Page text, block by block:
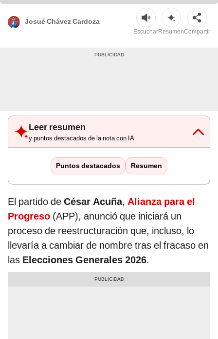
Josué Chávez Cardoza
EscucharResumenCompartir
Leer resumen
y puntos destacados de la nota con IA
Puntos destacados Resumen
El partido de César Acuña, Alianza para el
Progreso (APP), anunció que iniciará un
proceso de reestructuración que, incluso, lo
llevaría a cambiar de nombre tras el fracaso en
las Elecciones Generales 2026.